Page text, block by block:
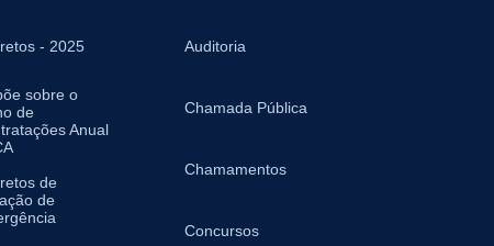
- 2025
sobre o
de
Anual
de
de
Auditoria
Chamada Pública
Chamamentos
Concursos